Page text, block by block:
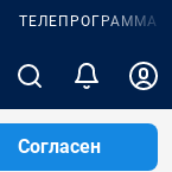
ТЕЛЕПРОГРАММА
Согласен